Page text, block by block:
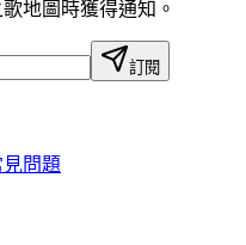
地圖時獲得通知。
訂閱
見問題